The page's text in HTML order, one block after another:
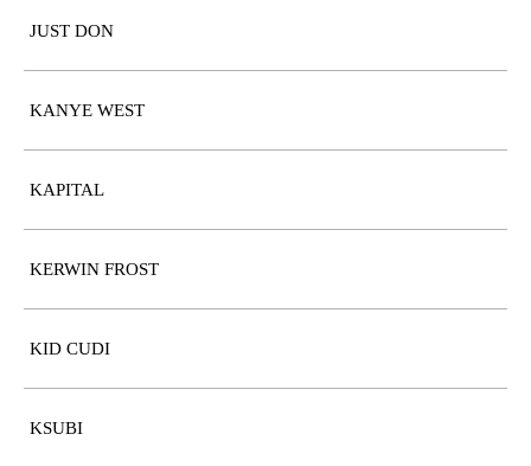
JUST DON
KANYE WEST
KAPITAL
KERWIN FROST
KID CUDI
KSUBI